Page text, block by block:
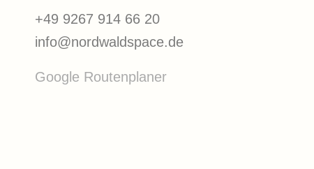
+49 9267 914 66 20
info@nordwaldspace.de
Google Routenplaner